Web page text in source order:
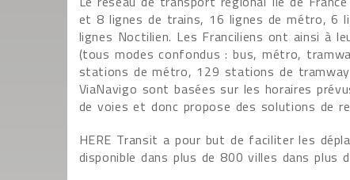
et 8 lignes de trains, 16 lignes de métro, 6
lignes Noctilien. Les Franciliens ont ainsi à
(tous modes confondus : bus, métro,
stations de métro, 129 stations de
ViaNavigo sont basées sur les horaires
de voies et donc propose des solutions de
HERE Transit a pour but de faciliter les
disponible dans plus de 800 villes dans plus